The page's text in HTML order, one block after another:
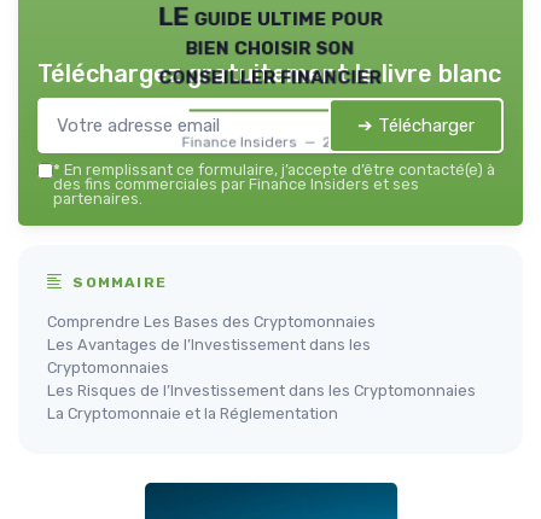
LE guide ultime pour
bien choisir son
conseiller financier
Finance Insiders — 2026
Téléchargez gratuitement le livre blanc
➔ Télécharger
* En remplissant ce formulaire, j’accepte d’être contacté(e) à
des fins commerciales par Finance Insiders et ses
partenaires.
SOMMAIRE
Comprendre Les Bases des Cryptomonnaies
Les Avantages de l’Investissement dans les
Cryptomonnaies
Les Risques de l’Investissement dans les Cryptomonnaies
La Cryptomonnaie et la Réglementation